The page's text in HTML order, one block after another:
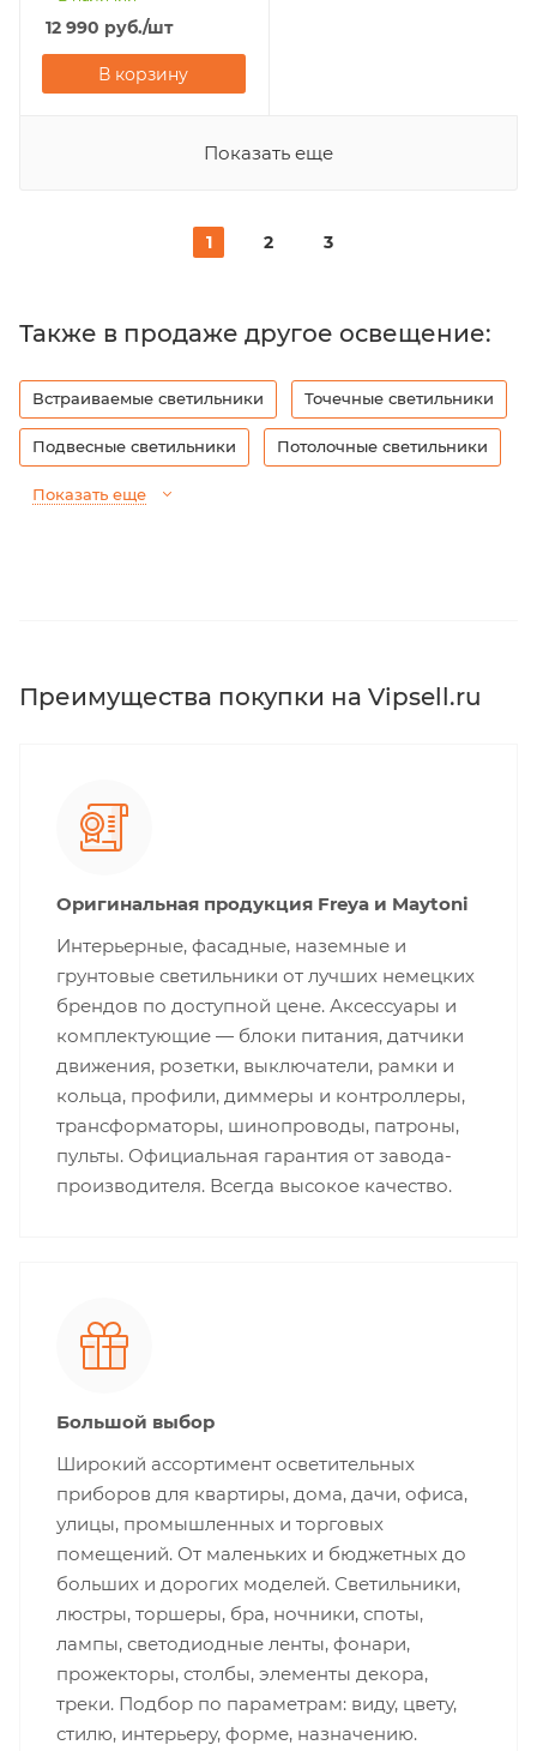
12 990 руб./шт
В корзину
Показать еще
1 2 3
Также в продаже другое освещение:
Встраиваемые светильники Точечные светильники
Подвесные светильники Потолочные светильники
Показать еще
Преимущества покупки на Vipsell.ru
Оригинальная продукция Freya и Maytoni
Интерьерные, фасадные, наземные и
грунтовые светильники от лучших немецких
брендов по доступной цене. Аксессуары и
комплектующие — блоки питания, датчики
движения, розетки, выключатели, рамки и
кольца, профили, диммеры и контроллеры,
трансформаторы, шинопроводы, патроны,
пульты. Официальная гарантия от завода-
производителя. Всегда высокое качество.
Большой выбор
Широкий ассортимент осветительных
приборов для квартиры, дома, дачи, офиса,
улицы, промышленных и торговых
помещений. От маленьких и бюджетных до
больших и дорогих моделей. Светильники,
люстры, торшеры, бра, ночники, споты,
лампы, светодиодные ленты, фонари,
прожекторы, столбы, элементы декора,
треки. Подбор по параметрам: виду, цвету,
стилю, интерьеру, форме, назначению.